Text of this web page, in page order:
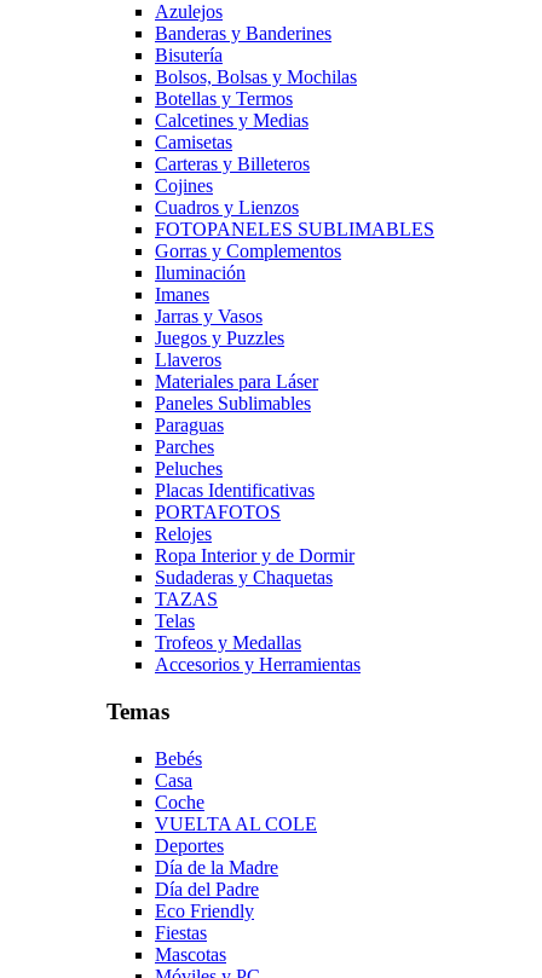
Azulejos
Banderas y Banderines
Bisutería
Bolsos, Bolsas y Mochilas
Botellas y Termos
Calcetines y Medias
Camisetas
Carteras y Billeteros
Cojines
Cuadros y Lienzos
FOTOPANELES SUBLIMABLES
Gorras y Complementos
Iluminación
Imanes
Jarras y Vasos
Juegos y Puzzles
Llaveros
Materiales para Láser
Paneles Sublimables
Paraguas
Parches
Peluches
Placas Identificativas
PORTAFOTOS
Relojes
Ropa Interior y de Dormir
Sudaderas y Chaquetas
TAZAS
Telas
Trofeos y Medallas
Accesorios y Herramientas
Temas
Bebés
Casa
Coche
VUELTA AL COLE
Deportes
Día de la Madre
Día del Padre
Eco Friendly
Fiestas
Mascotas